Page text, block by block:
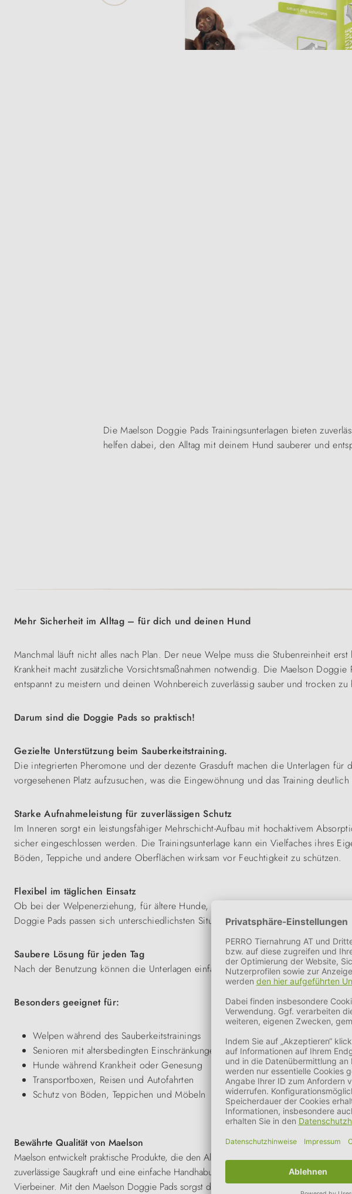
Die Maelson Doggie Pads Trainingsunterlagen bieten
helfen dabei, den Alltag mit deinem Hund sauberer und
Mehr Sicherheit im Alltag – für dich und deinen Hund
Manchmal läuft nicht alles nach Plan. Der neue Welpe muss die Stubenreinheit
Krankheit macht zusätzliche Vorsichtsmaßnahmen notwendig. Die Maelson
entspannt zu meistern und deinen Wohnbereich zuverlässig sauber und trocken zu
Darum sind die Doggie Pads so praktisch!
Gezielte Unterstützung beim Sauberkeitstraining.
Die integrierten Pheromone und der dezente Grasduft machen die Unterlagen
vorgesehenen Platz aufzusuchen, was die Eingewöhnung und das Training
Starke Aufnahmeleistung für zuverlässigen Schutz
Im Inneren sorgt ein leistungsfähiger Mehrschicht-Aufbau mit hochaktivem
sicher eingeschlossen werden. Die Trainingsunterlage kann ein Vielfaches ihres
Böden, Teppiche und andere Oberflächen wirksam vor Feuchtigkeit zu schützen.
Flexibel im täglichen Einsatz
Ob bei der Welpenerziehung, für ältere Hunde, während der Genesungsphase
Doggie Pads passen sich unterschiedlichsten Situationen an und bieten überall
Saubere Lösung für jeden Tag
Nach der Benutzung können die Unterlagen einfach entsorgt werden. Das spart
Besonders geeignet für:
Welpen während des Sauberkeitstrainings
Senioren mit altersbedingten Einschränkungen oder Inkontinenz
Hunde während Krankheit oder Genesung
Transportboxen, Reisen und Autofahrten
Schutz von Böden, Teppichen und Möbeln
Bewährte Qualität von Maelson
Maelson entwickelt praktische Produkte, die den Alltag mit Hund spürbar erleichtern.
zuverlässige Saugkraft und eine einfache Handhabung – damit du dich auf das
Vierbeiner. Mit den Maelson Doggie Pads sorgst du für mehr Sauberkeit, Komfort